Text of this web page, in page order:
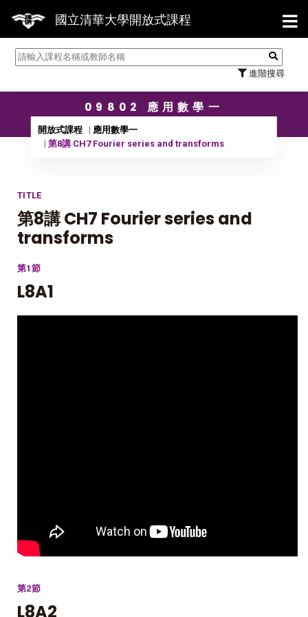
國立清華大學開放式課程
進階搜尋
【7/31】114學年度第2
09802 應用數學一
開放式課程
應用數學一
第8講 CH7 Fourier series and transforms
TITLE
第8講 CH7 Fourier series and
transforms
第1節
L8A1
第2節
L8A2